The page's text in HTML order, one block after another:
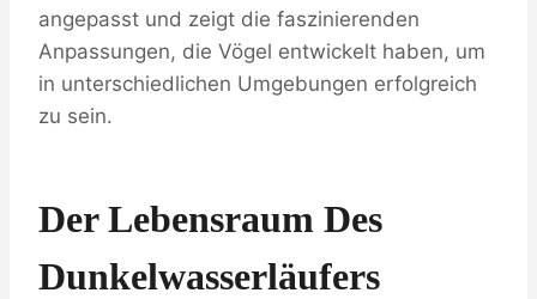
angepasst und zeigt die faszinierenden
Anpassungen, die Vögel entwickelt haben, um
in unterschiedlichen Umgebungen erfolgreich
zu sein.
Der Lebensraum Des
Dunkelwasserläufers